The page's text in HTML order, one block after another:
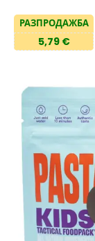
РАЗПРОДАЖБА
5,79 €